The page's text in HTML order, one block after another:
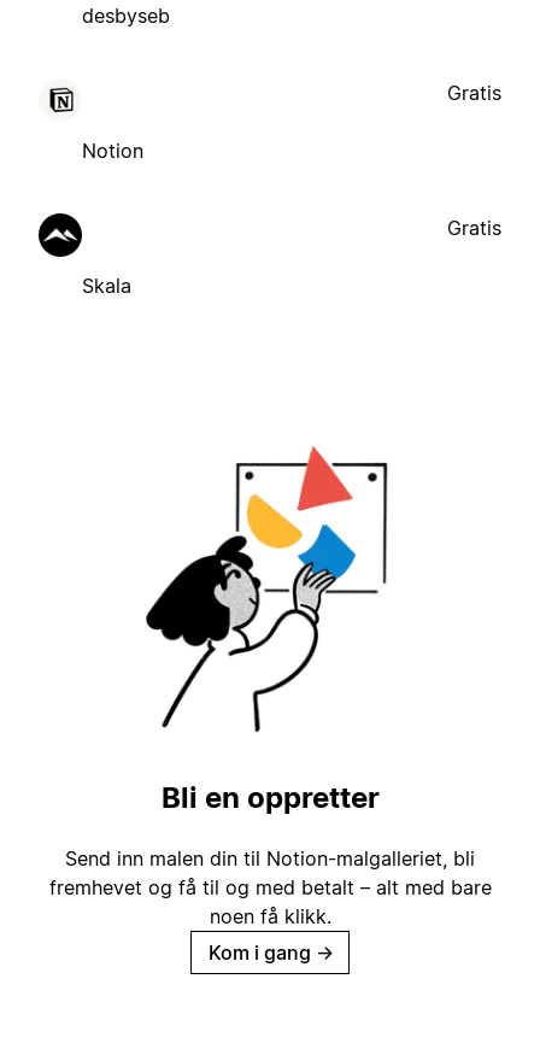
desbyseb
Notion
Gratis
Skala
Gratis
Bli en oppretter
Send inn malen din til Notion-malgalleriet, bli
fremhevet og få til og med betalt – alt med bare
noen få klikk.
Kom i gang →